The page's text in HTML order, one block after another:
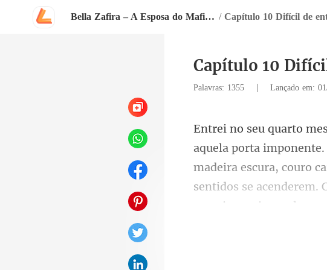
Bella Zafira – A Esposa do Mafioso / Capítulo 10 Difícil de
Capítulo 10
Palavras: 1355 | Lançado em:
madeira escura, couro
sentidos se acender